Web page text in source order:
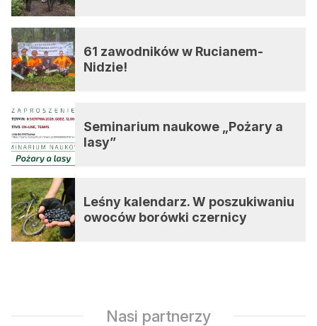
61 zawodników w Rucianem-
Nidzie!
Seminarium naukowe „Pożary a
lasy”
Leśny kalendarz. W poszukiwaniu
owoców borówki czernicy
Nasi partnerzy